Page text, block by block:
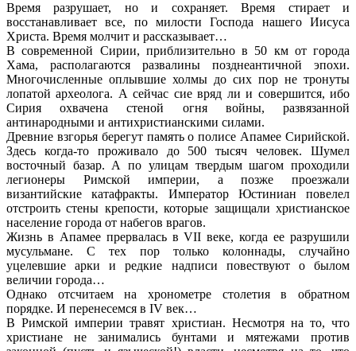
Время разрушает, но и сохраняет. Время стирает и
восстанавливает все, по милости Господа нашего Иисуса
Христа. Время молчит и рассказывает…
В современной Сирии, приблизительно в 50 км от города
Хама, располагаются развалины позднеантичной эпохи.
Многочисленные оплывшие холмы до сих пор не тронуты
лопатой археолога. А сейчас сие вряд ли и совершится, ибо
Сирия охвачена стеной огня войны, развязанной
антинародными и антихристианскими силами.
Древние взгорья берегут память о полисе Апамее Сирийской.
Здесь когда-то проживало до 500 тысяч человек. Шумел
восточный базар. А по улицам твердым шагом проходили
легионеры Римской империи, а позже проезжали
византийские катафракты. Император Юстиниан повелел
отстроить стены крепости, которые защищали христианское
население города от набегов врагов.
Жизнь в Апамее прервалась в VII веке, когда ее разрушили
мусульмане. С тех пор только колоннады, случайно
уцелевшие арки и редкие надписи повествуют о былом
величии города…
Однако отсчитаем на хронометре столетия в обратном
порядке. И перенесемся в IV век…
В Римской империи травят христиан. Несмотря на то, что
христиане не занимались бунтами и мятежами против